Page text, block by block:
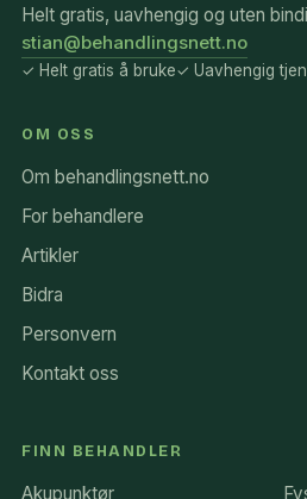
Helt gratis, uavhengig og uten
stian@behandlingsnett.no
✓ Helt gratis å bruke✓ Uavhengig
OM OSS
Om behandlingsnett.no
For behandlere
Artikler
Bidra
Personvern
Kontakt oss
FINN BEHANDLER
Akupunktør